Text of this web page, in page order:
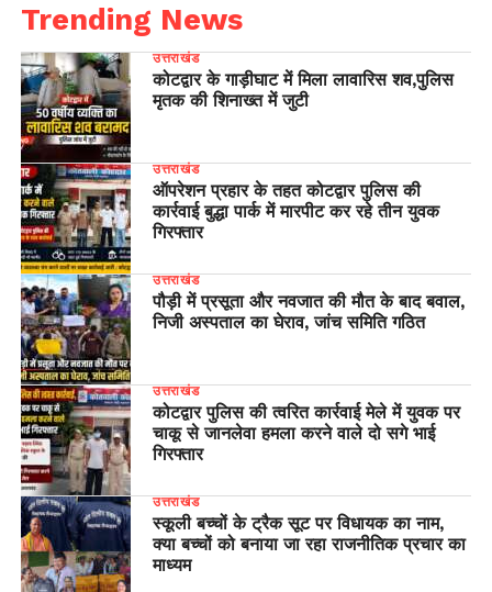
Trending News
उत्तराखंड
कोटद्वार के गाड़ीघाट में मिला लावारिस शव,पुलिस
मृतक की शिनाख्त में जुटी
उत्तराखंड
ऑपरेशन प्रहार के तहत कोटद्वार पुलिस की
कार्रवाई बुद्धा पार्क में मारपीट कर रहे तीन युवक
गिरफ्तार
उत्तराखंड
पौड़ी में प्रसूता और नवजात की मौत के बाद बवाल,
निजी अस्पताल का घेराव, जांच समिति गठित
उत्तराखंड
कोटद्वार पुलिस की त्वरित कार्रवाई मेले में युवक पर
चाकू से जानलेवा हमला करने वाले दो सगे भाई
गिरफ्तार
उत्तराखंड
स्कूली बच्चों के ट्रैक सूट पर विधायक का नाम,
क्या बच्चों को बनाया जा रहा राजनीतिक प्रचार का
माध्यम